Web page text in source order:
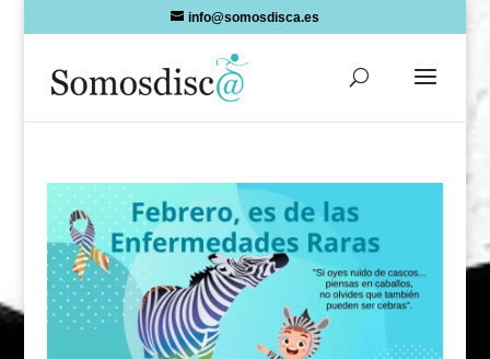
info@somosdisca.es